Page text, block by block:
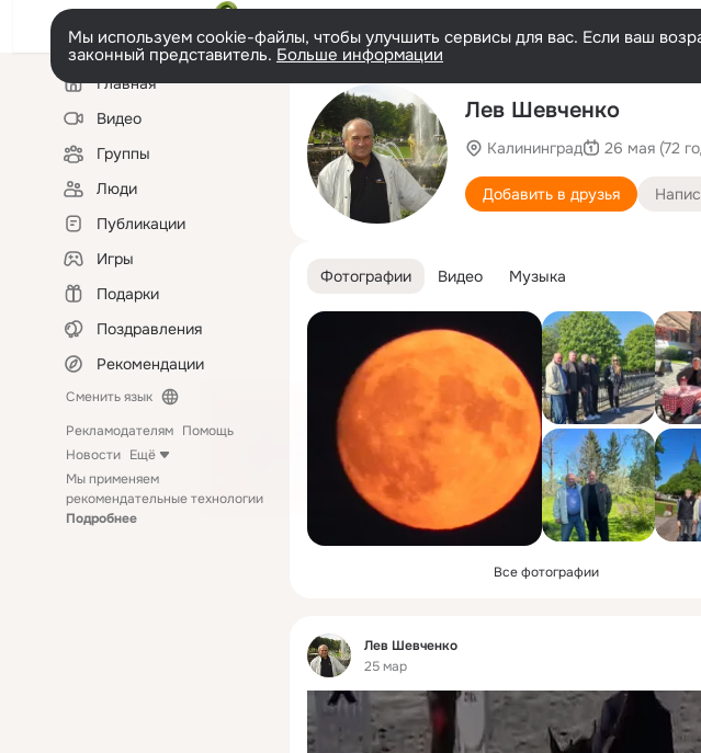
Мы используем cookie-файлы, чтобы улучшить сервисы для вас. Если ваш
законный представитель. Больше информации
Левая
колонкаГлавная
Видео
Группы
Люди
Публикации
Игры
Подарки
Поздравления
Рекомендации
Сменить язык
Рекламодателям Помощь
Новости Ещё
Мы применяем
рекомендательные технологии
Подробнее
Лев Шевченко
Калининград 26 мая (72
Добавить в друзья
Фотографии Видео Музыка
Все фотографии
Фид
Лев Шевченко
25 мар